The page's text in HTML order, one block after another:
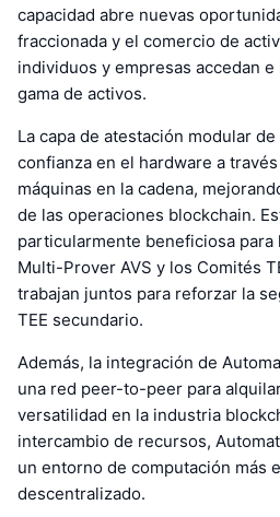
capacidad abre nuevas
fraccionada y el comercio de
individuos y empresas accedan
gama de activos.
La capa de atestación modular
confianza en el hardware a
máquinas en la cadena,
de las operaciones blockchain.
particularmente beneficiosa
Multi-Prover AVS y los Comités
trabajan juntos para reforzar la
TEE secundario.
Además, la integración de
una red peer-to-peer para
versatilidad en la industria
intercambio de recursos,
un entorno de computación más
descentralizado.